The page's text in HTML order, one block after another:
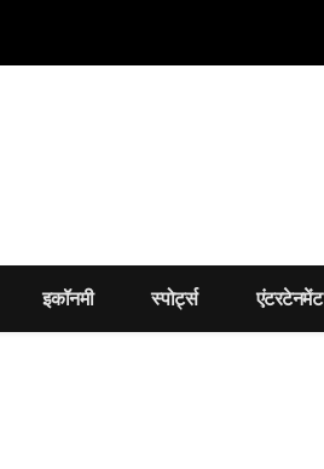
इकॉनमी स्पोर्ट्स एंटरटेनमेंट